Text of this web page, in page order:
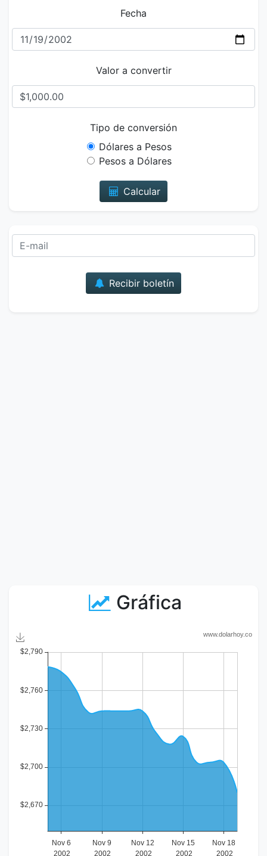
Fecha
Valor a convertir
Tipo de conversión
Dólares a Pesos
Pesos a Dólares
Calcular
Recibir boletín
Gráfica